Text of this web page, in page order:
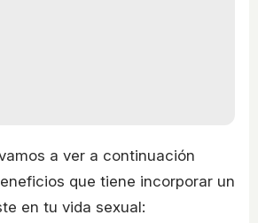
a ver a continuación
que tiene incorporar un
en tu vida sexual: